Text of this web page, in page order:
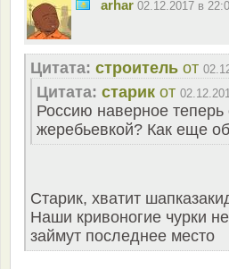
arhar 02.12.2017 в
Цитата: строитель от
Цитата: старик от
Россию наверное
жеребьевкой? Как еще
Старик, хватит
Наши кривоногие чурки
займут последнее место